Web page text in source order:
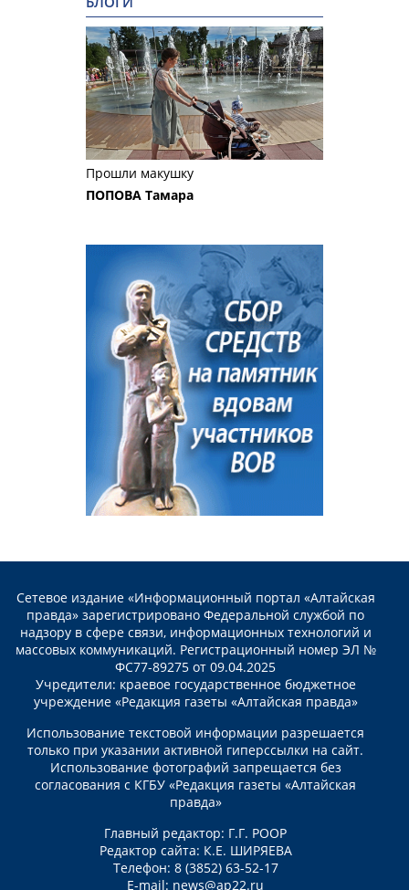
Прошли макушку
ПОПОВА Тамара
Сетевое издание «Информационный портал «Алтайская
правда» зарегистрировано Федеральной службой по
надзору в сфере связи, информационных технологий и
массовых коммуникаций. Регистрационный номер ЭЛ №
ФС77-89275 от 09.04.2025
Учредители: краевое государственное бюджетное
учреждение «Редакция газеты «Алтайская правда»
Использование текстовой информации разрешается
только при указании активной гиперссылки на сайт.
Использование фотографий запрещается без
согласования с КГБУ «Редакция газеты «Алтайская
правда»
Главный редактор: Г.Г. РООР
Редактор сайта: К.Е. ШИРЯЕВА
Телефон: 8 (3852) 63-52-17
E-mail: news@ap22.ru